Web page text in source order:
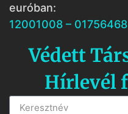
euróban:
12001008 –
Védett
Hírlevél